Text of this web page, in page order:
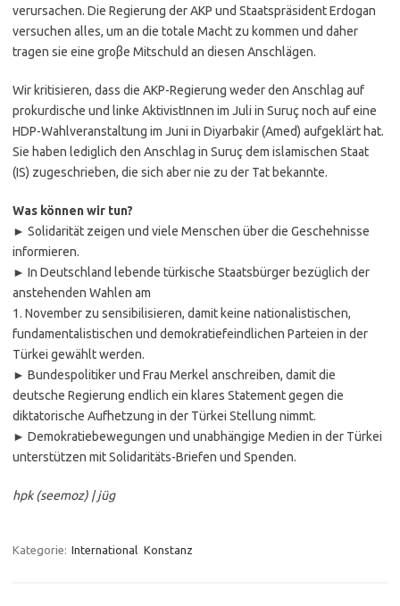
verursachen. Die Regierung der AKP und Staatspräsident Erdogan
versuchen alles, um an die totale Macht zu kommen und daher
tragen sie eine groβe Mitschuld an diesen Anschlägen.
Wir kritisieren, dass die AKP-Regierung weder den Anschlag auf
prokurdische und linke AktivistInnen im Juli in Suruç noch auf eine
HDP-Wahlveranstaltung im Juni in Diyarbakir (Amed) aufgeklärt hat.
Sie haben lediglich den Anschlag in Suruç dem islamischen Staat
(IS) zugeschrieben, die sich aber nie zu der Tat bekannte.
Was können wir tun?
► Solidarität zeigen und viele Menschen über die Geschehnisse
informieren.
► In Deutschland lebende türkische Staatsbürger bezüglich der
anstehenden Wahlen am
1. November zu sensibilisieren, damit keine nationalistischen,
fundamentalistischen und demokratiefeindlichen Parteien in der
Türkei gewählt werden.
► Bundespolitiker und Frau Merkel anschreiben, damit die
deutsche Regierung endlich ein klares Statement gegen die
diktatorische Aufhetzung in der Türkei Stellung nimmt.
► Demokratiebewegungen und unabhängige Medien in der Türkei
unterstützen mit Solidaritäts-Briefen und Spenden.
hpk (seemoz) | jüg
Kategorie: International Konstanz